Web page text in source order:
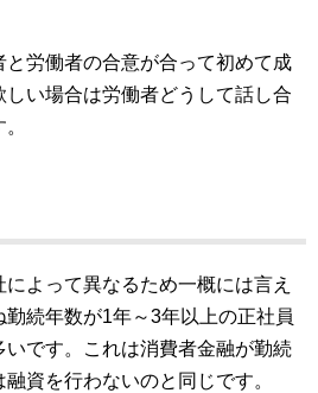
労働者の合意が合って初めて成
い場合は労働者どうして話し合
よって異なるため一概には言え
勤続年数が1年～3年以上の正社員
です。これは消費者金融が勤続
資を行わないのと同じです。